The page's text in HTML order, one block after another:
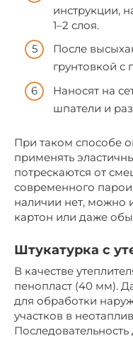
инструкции,
1–2 слоя.
После
грунтовкой
Наносят на
шпатели и
При таком способе
применять
потрескаются от
современного
наличии нет, можно
картон или даже
Штукатурка с
В качестве
пенопласт (40 мм).
для обработки
участков в
Последовательность